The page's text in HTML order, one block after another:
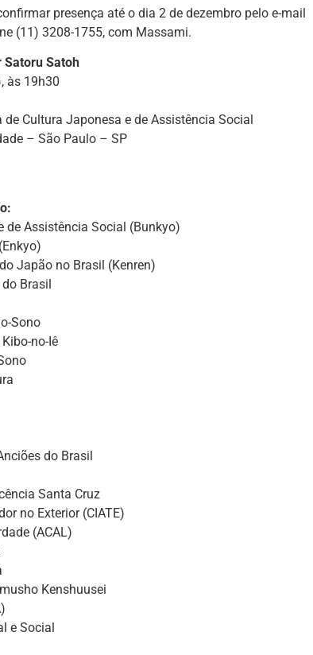
presença até o dia 2 de dezembro pelo e-mail
(11) 3208-1755, com Massami.
Satoru Satoh
às 19h30
Cultura Japonesa e de Assistência Social
– São Paulo – SP
de Assistência Social (Bunkyo)
Japão no Brasil (Kenren)
Brasil
Sono
no-Iê
do Brasil
Santa Cruz
no Exterior (CIATE)
(ACAL)
Kenshuusei
e Social